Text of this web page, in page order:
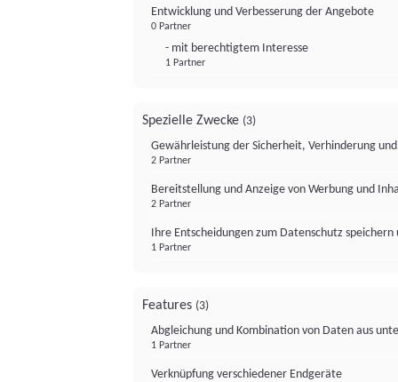
Entwicklung und Verbesserung der Angebote
0 Partner
- mit berechtigtem Interesse
1 Partner
Spezielle Zwecke (3)
Gewährleistung der Sicherheit, Verhinderung
2 Partner
Bereitstellung und Anzeige von Werbung und
2 Partner
Ihre Entscheidungen zum Datenschutz
1 Partner
Features (3)
Abgleichung und Kombination von Daten aus
1 Partner
Verknüpfung verschiedener Endgeräte